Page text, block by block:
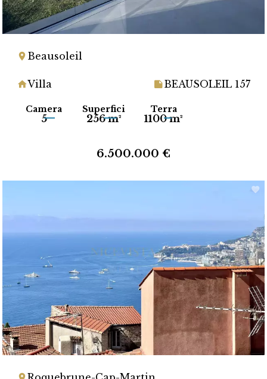
Beausoleil
Villa BEAUSOLEIL 157
Camera
5
Superfici
256 m²
Terra
1100 m²
6.500.000 €